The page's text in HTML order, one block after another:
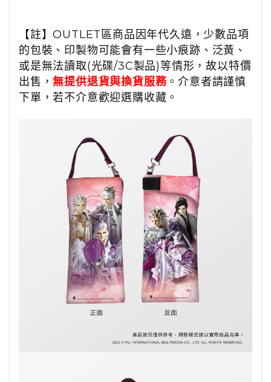
【註】OUTLET區商品因年代久遠，少數品項
的包裝、印製物可能會有一些小痕跡、泛黃、
或是無法讀取(光碟/3C製品)等情形，故以特價
出售，無提供退貨與換貨服務。介意者請謹慎
下單，若不介意歡迎選購收藏。